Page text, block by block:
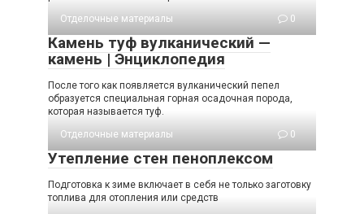
Отделочные материалы
0
Камень туф вулканический —
камень | Энциклопедия
После того как появляется вулканический пепел
образуется специальная горная осадочная порода,
которая называется туф.
Отделочные материалы
0
Утепление стен пеноплексом
Подготовка к зиме включает в себя не только заготовку
топлива для отопления или средств